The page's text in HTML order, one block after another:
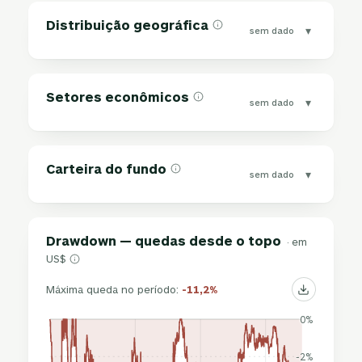
Distribuição geográfica sem dado ▾
Setores econômicos sem dado ▾
Carteira do fundo sem dado ▾
Drawdown — quedas desde o topo · em
US$
Máxima queda no período: -11,2%
-2%
0%